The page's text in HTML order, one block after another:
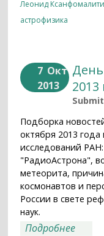
Леонид Ксанфомалити
астрофизика
7 Окт
2013
Подборка
октября 2013 года
исследований
"РадиоАстрона",
метеорита,
космонавтов и
России в свете
наук.
Подробнее